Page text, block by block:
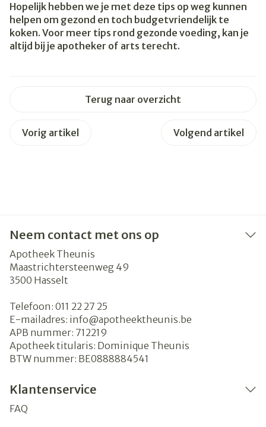
Hopelijk hebben we je met deze tips op weg kunnen
helpen om gezond en toch budgetvriendelijk te
koken. Voor meer tips rond gezonde voeding, kan je
altijd bij je apotheker of arts terecht.
Terug naar overzicht
Vorig artikel Volgend artikel
Neem contact met ons op
Apotheek Theunis
Maastrichtersteenweg 49
3500 Hasselt
Telefoon: 011 22 27 25
E-mailadres: info@apotheektheunis.be
APB nummer: 712219
Apotheek titularis: Dominique Theunis
BTW nummer: BE0888884541
Klantenservice
FAQ